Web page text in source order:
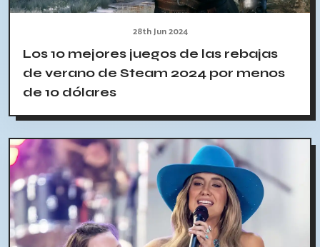
28th Jun 2024
Los 10 mejores juegos de las rebajas
de verano de Steam 2024 por menos
de 10 dólares